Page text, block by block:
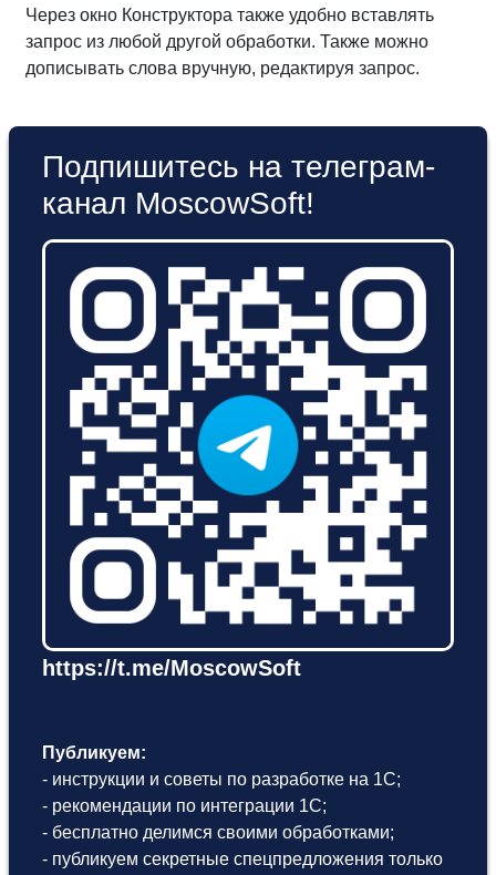
Через окно Конструктора также удобно вставлять
запрос из любой другой обработки. Также можно
дописывать слова вручную, редактируя запрос.
Подпишитесь на телеграм-
канал MoscowSoft!
https://t.me/MoscowSoft
Публикуем:
- инструкции и советы по разработке на 1С;
- рекомендации по интеграции 1С;
- бесплатно делимся своими обработками;
- публикуем секретные спецпредложения только